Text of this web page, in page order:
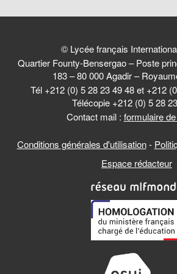
© Lycée français
Quartier Founty-Bensergao – Poste
183 – 80 000 Agadir –
Tél +212 (0) 5 28 23 49 48 et +212
Télécopie +212 (0) 5 28
Contact mail : formulaire
Conditions générales d'utilisation-
Espace rédacteur